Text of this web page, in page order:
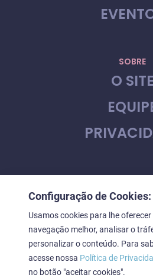
SOBRE
O SITE
FALE
Downstage © 2023. Todos os
Configuração de Cookies:
Usamos cookies para lhe
navegação melhor, analisar o
personalizar o conteúdo. Para
acesse nossa Política de
no botão "aceitar cookies".